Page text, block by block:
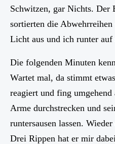
Schwitzen, gar Nichts.
sortierten die
Licht aus und ich runter
Die folgenden Minuten
Wartet mal, da stimmt
reagiert und fing
Arme durchstrecken und
runtersausen lassen.
Drei Rippen hat er mir